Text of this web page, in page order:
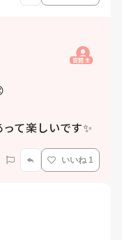
質問主
て楽しいです✨
いいね 1